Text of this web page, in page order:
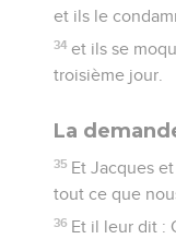
et ils le
34 et ils se
troisième jour.
La
35 Et Jacques
tout ce que
36 Et il leur dit :